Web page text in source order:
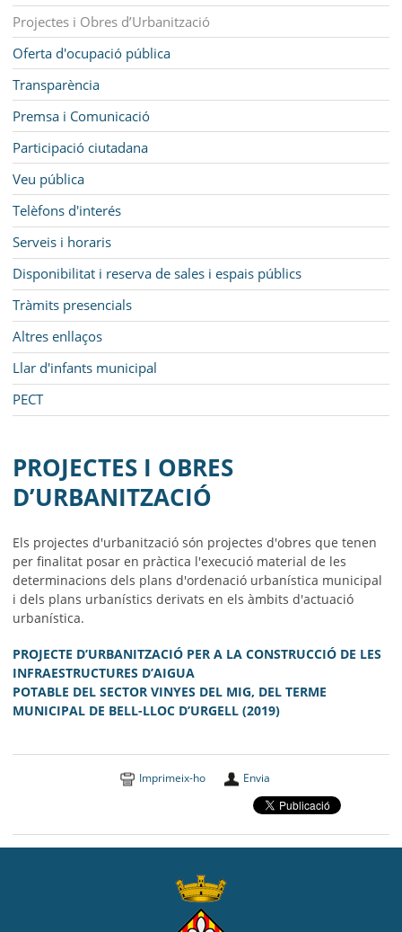
Projectes i Obres d’Urbanització
Oferta d'ocupació pública
Transparència
Premsa i Comunicació
Participació ciutadana
Veu pública
Telèfons d'interés
Serveis i horaris
Disponibilitat i reserva de sales i espais públics
Tràmits presencials
Altres enllaços
Llar d'infants municipal
PECT
PROJECTES I OBRES
D’URBANITZACIÓ
Els projectes d'urbanització són projectes d'obres que tenen
per finalitat posar en pràctica l'execució material de les
determinacions dels plans d'ordenació urbanística municipal
i dels plans urbanístics derivats en els àmbits d'actuació
urbanística.
PROJECTE D’URBANITZACIÓ PER A LA CONSTRUCCIÓ DE LES
INFRAESTRUCTURES D’AIGUA
POTABLE DEL SECTOR VINYES DEL MIG, DEL TERME
MUNICIPAL DE BELL-LLOC D’URGELL (2019)
Imprimeix-ho Envia